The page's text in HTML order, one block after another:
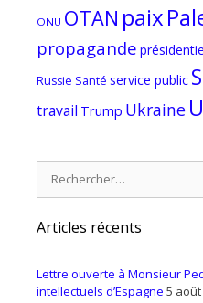
ONU OTAN paix
propagande
Russie Santé service public
travail Trump Ukraine
Articles récents
Lettre ouverte à Monsieur
intellectuels d’Espagne 5 août